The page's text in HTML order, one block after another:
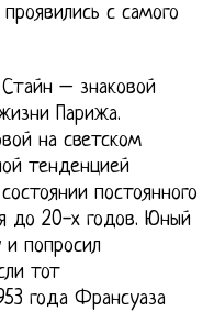
с самого
– знаковой
Парижа.
на светском
тенденцией
постоянного
до 20-х годов. Юный
попросил
тот
года Франсуаза